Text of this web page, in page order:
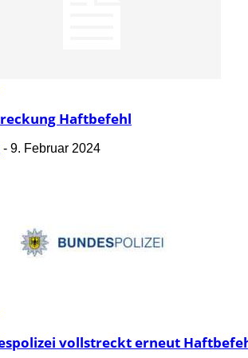
Haftbefehl
- 9. Februar 2024
vollstreckt erneut